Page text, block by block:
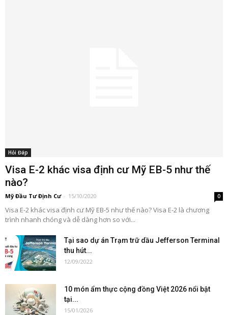
Hỏi Đáp
Visa E-2 khác visa định cư Mỹ EB-5 như thế
nào?
Mỹ Đầu Tư Định Cư - 15/10/2020 0
Visa E-2 khác visa định cư Mỹ EB-5 như thế nào? Visa E-2 là chương
trình nhanh chóng và dễ dàng hơn so với...
Tại sao dự án Trạm trữ dầu Jefferson Terminal
thu hút...
12/09/2022
10 món ẩm thực cộng đồng Việt 2026 nổi bật
tại...
15/01/2026